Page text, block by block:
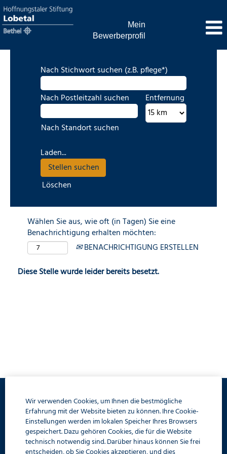
Wir verwenden Cookies, um Ihnen die bestmögliche
Erfahrung mit der Website bieten zu können. Ihre Cookie-
Einstellungen werden im lokalen Speicher Ihres Browsers
gespeichert. Dazu gehören Cookies, die für die Website
technisch notwendig sind. Darüber hinaus können Sie frei
Mein
Bewerberprofil
Nach Stichwort suchen (z.B. pflege*)
Nach Postleitzahl suchen Entfernung
Nach Standort suchen
Laden...
Löschen
Wählen Sie aus, wie oft (in Tagen) Sie eine
Benachrichtigung erhalten möchten:
BENACHRICHTIGUNG ERSTELLEN
Diese Stelle wurde leider bereits besetzt.
Datenschutz
Impressum
FAQ